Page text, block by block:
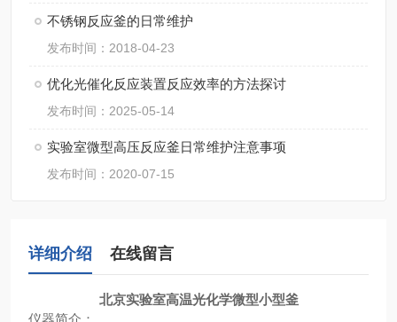
不锈钢反应釜的日常维护
发布时间：2018-04-23
优化光催化反应装置反应效率的方法探讨
发布时间：2025-05-14
实验室微型高压反应釜日常维护注意事项
发布时间：2020-07-15
详细介绍 在线留言
北京实验室高温光化学微型小型釜
仪器简介 ：